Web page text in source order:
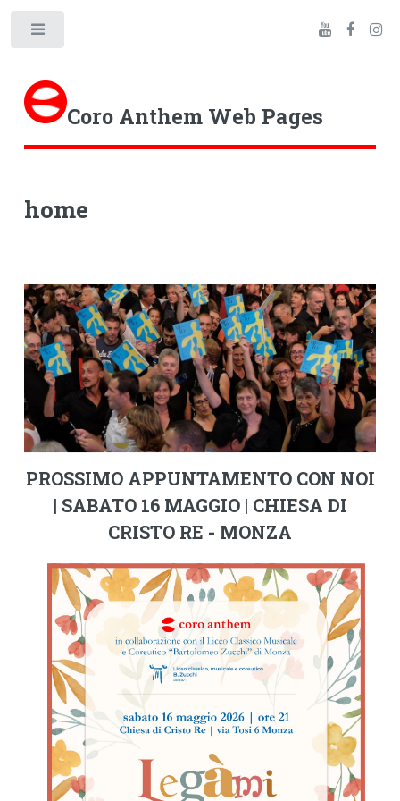
Coro Anthem Web Pages
home
PROSSIMO APPUNTAMENTO CON NOI
| SABATO 16 MAGGIO | CHIESA DI
CRISTO RE - MONZA